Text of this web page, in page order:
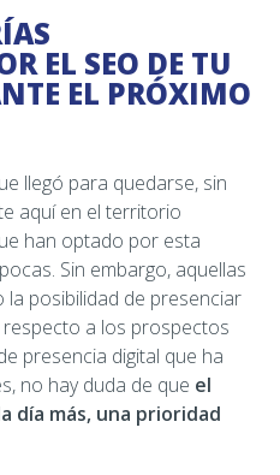
EL SEO DE TU
EL PRÓXIMO
llegó para quedarse, sin
aquí en el territorio
han optado por esta
Sin embargo, aquellas
posibilidad de presenciar
a los prospectos
presencia digital que ha
no hay duda de que el
día más, una prioridad